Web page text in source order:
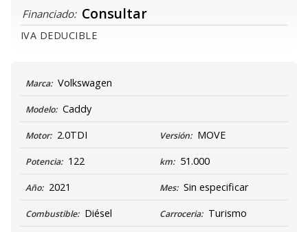
Financiado: Consultar
IVA DEDUCIBLE
Marca: Volkswagen
Modelo: Caddy
Motor: 2.0TDI Versión: MOVE
Potencia: 122 km: 51.000
Año: 2021 Mes: Sin especificar
Combustible: Diésel Carroceria: Turismo